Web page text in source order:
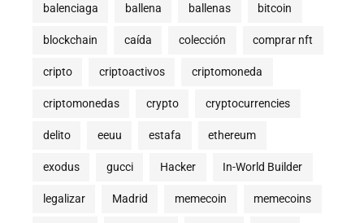
balenciaga ballena ballenas bitcoin
blockchain caída colección comprar nft
cripto criptoactivos criptomoneda
criptomonedas crypto cryptocurrencies
delito eeuu estafa ethereum
exodus gucci Hacker In-World Builder
legalizar Madrid memecoin memecoins